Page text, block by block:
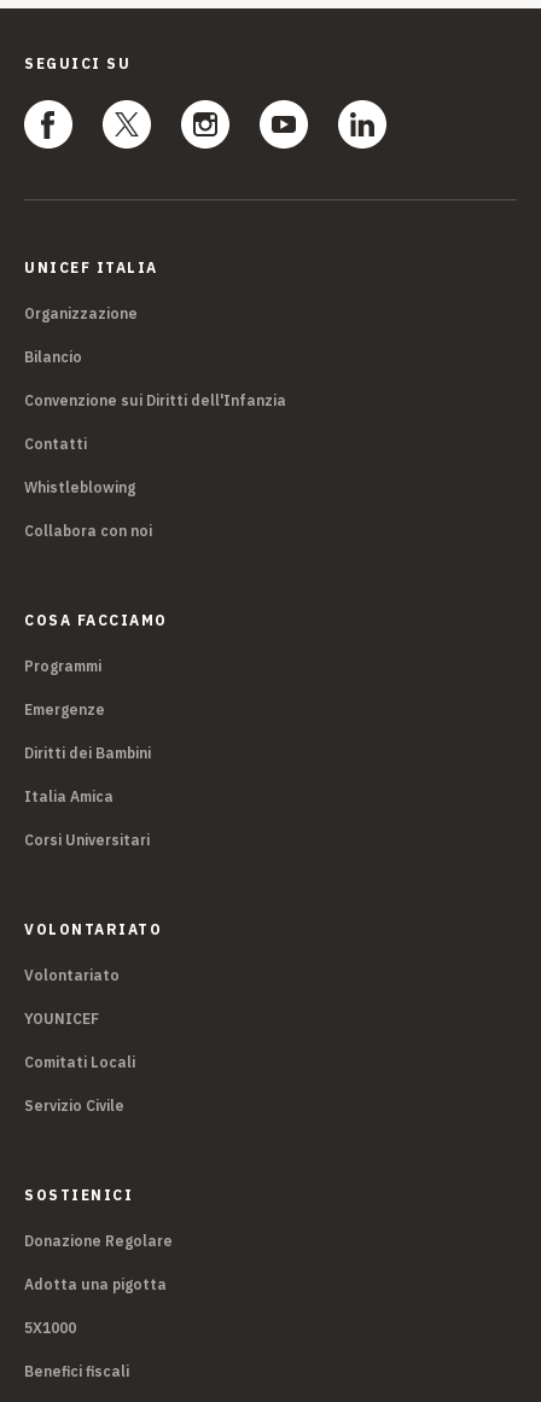
SEGUICI SU
UNICEF ITALIA
Organizzazione
Bilancio
Convenzione sui Diritti dell'Infanzia
Contatti
Whistleblowing
Collabora con noi
COSA FACCIAMO
Programmi
Emergenze
Diritti dei Bambini
Italia Amica
Corsi Universitari
VOLONTARIATO
Volontariato
YOUNICEF
Comitati Locali
Servizio Civile
SOSTIENICI
Donazione Regolare
Adotta una pigotta
5X1000
Benefici fiscali